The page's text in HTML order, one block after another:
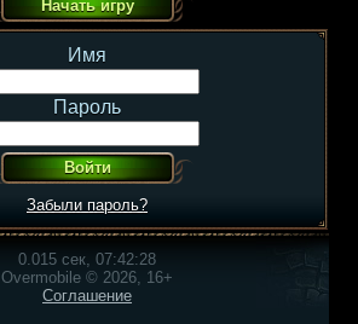
Имя
Пароль
Забыли пароль?
0.015 сек, 07:42:28
Overmobile © 2026, 16+
Соглашение